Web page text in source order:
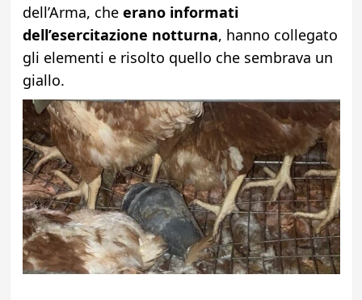
dell’Arma, cheerano informati
dell’esercitazione notturna, hanno collegato
gli elementi e risolto quello che sembrava un
giallo.